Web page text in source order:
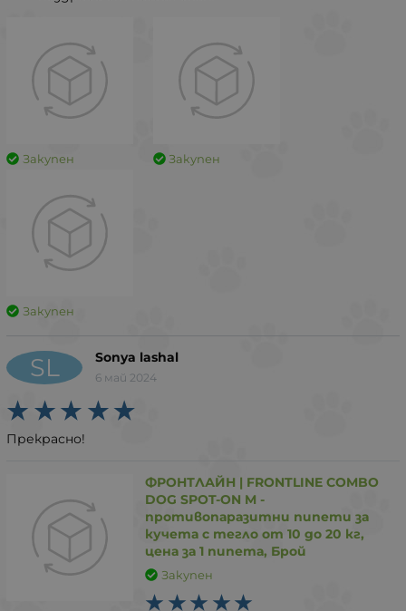
Закупен Закупен
Закупен
SL Sonya lashal
6 май 2024
Прекрасно!
ФРОНТЛАЙН | FRONTLINE COMBO
DOG SPOT-ON M -
противопаразитни пипети за
кучета с тегло от 10 до 20 кг,
цена за 1 пипета, Брой
Закупен